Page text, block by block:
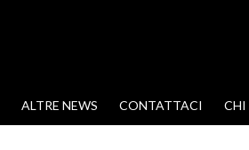
ALTRE NEWS CONTATTACI CHI